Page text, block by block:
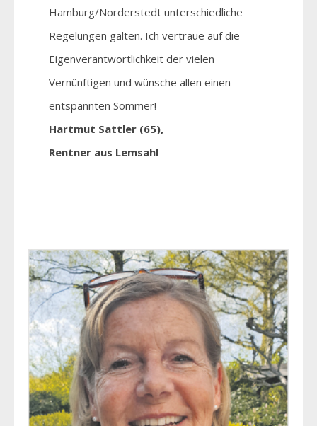
Hamburg/Norderstedt unterschiedliche
Regelungen galten. Ich vertraue auf die
Eigenverantwortlichkeit der vielen
Vernünftigen und wünsche allen einen
entspannten Sommer!
Hartmut Sattler (65),
Rentner aus Lemsahl